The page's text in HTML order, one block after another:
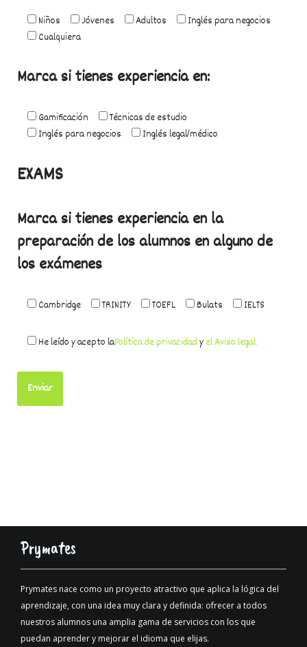
Niños Jóvenes Adultos
Inglés para negocios
Cualquiera
Marca si tienes experiencia en:
Gamificación
Técnicas de estudio
Inglés para negocios
Inglés legal/médico
EXAMS
Marca si tienes experiencia en la
preparación de los alumnos en alguno de
los exámenes
Cambridge TRINITY TOEFL Bulats IELTS
He leído y acepto laPolítica de privacidadyel Aviso legal.
Prymates
Prymates nace como un proyecto atractivo que aplica la lógica del
aprendizaje, con una idea muy clara y definida: ofrecer a todos
nuestros alumnos una amplia gama de servicios con los que
puedan aprender y mejorar el idioma que elijas.